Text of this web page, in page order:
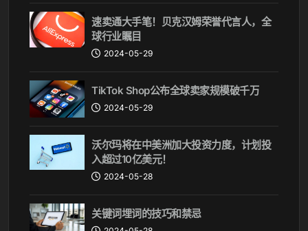
速卖通大手笔！贝克汉姆荣誉代言人，全
球行业瞩目
2024-05-29
TikTok Shop公布全球卖家规模破千万
2024-05-29
沃尔玛将在中美洲加大投资力度，计划投
入超过10亿美元！
2024-05-28
关键词埋词的技巧和禁忌